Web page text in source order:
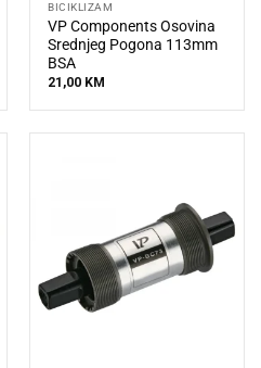
BICIKLIZAM
VP Components Osovina
Srednjeg Pogona 113mm
BSA
21,00 KM